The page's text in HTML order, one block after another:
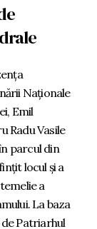
Naționale
Emil
Radu Vasile
parcul din
locul și a
a
La baza
Patriarhul